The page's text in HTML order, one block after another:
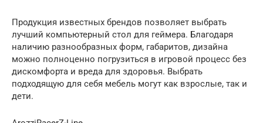
Продукция известных брендов позволяет выбрать
лучший компьютерный стол для геймера. Благодаря
наличию разнообразных форм, габаритов, дизайна
можно полноценно погрузиться в игровой процесс без
дискомфорта и вреда для здоровья. Выбрать
подходящую для себя мебель могут как взрослые, так и
дети.